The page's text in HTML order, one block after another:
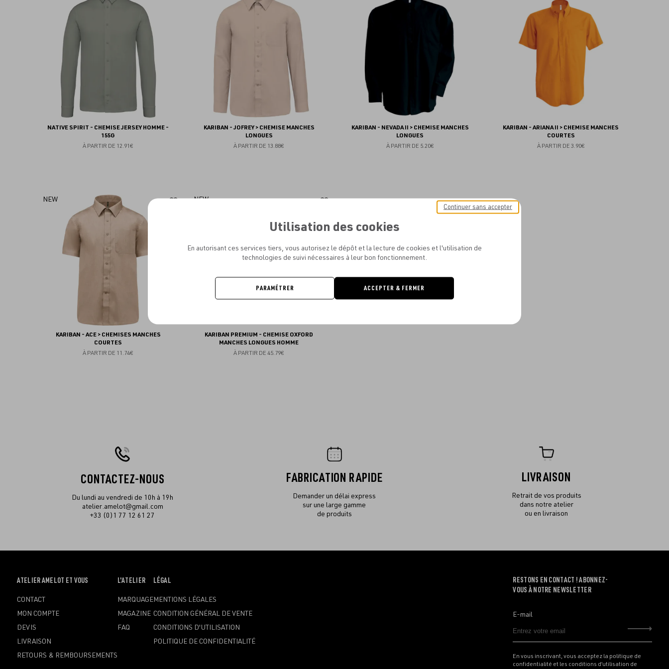
NATIVE SPIRIT - CHEMISE JERSEY HOMME -
155G
À PARTIR DE 12.91€
KARIBAN - JOFREY > CHEMISE MANCHES
LONGUES
À PARTIR DE 13.88€
KARIBAN - NEVADA II > CHEMISE MANCHES
LONGUES
À PARTIR DE 5.20€
KARIBAN - ARIANA II > CHEMISE MANCHES
COURTES
À PARTIR DE 3.90€
NEW
KARIBAN - ACE > CHEMISES MANCHES
COURTES
À PARTIR DE 11.74€
Ajouter
NEW
KARIBAN PREMIUM - CHEMISE OXFORD
MANCHES LONGUES HOMME
À PARTIR DE 45.79€
Ajouter
favoris
CONTACTEZ-NOUS
Du lundi au vendredi de 10h à 19h
atelier.amelot@gmail.com
+33 (0)1 77 12 61 27
FABRICATION RAPIDE
Demander un délai express
sur une large gamme
de produits
LIVRAISON
Retrait de vos produits
dans notre atelier
ou en livraison
OUVRIR
MENU
ATELIER AMELOT ET VOUS
CONTACT
MON COMPTE
DEVIS
LIVRAISON
RETOURS & REMBOURSEMENTS
OUVRIR
MENU
L'ATELIER
MARQUAGE
MAGAZINE
FAQ
OUVRIR
MENU
LÉGAL
MENTIONS LÉGALES
CONDITION GÉNÉRAL DE VENTE
CONDITIONS D'UTILISATION
POLITIQUE DE CONFIDENTIALITÉ
RESTONS EN CONTACT ! ABONNEZ-
VOUS À NOTRE NEWSLETTER
E-mail
En vous inscrivant, vous acceptez la politique de
confidentialité et les conditions d’utilisation de
Utilisation des cookies
En autorisant ces services tiers, vous autorisez le dépôt et la lecture de cookies et l'utilisation de
technologies de suivi nécessaires à leur bon fonctionnement.
Continuer sans accepter
PARAMÉTRER ACCEPTER & FERMER